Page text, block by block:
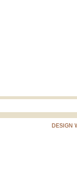
DESIGN